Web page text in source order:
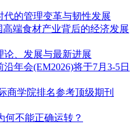
的管理变革与韧性发展
端食材产业背后的经济发展
论、发展与最新进展
年会(EM2026)将于7月3-5日
商学院排名参考顶级期刊
何不能正确运转？